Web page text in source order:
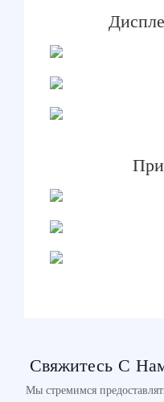
Свяжитесь С
Мы стремимся